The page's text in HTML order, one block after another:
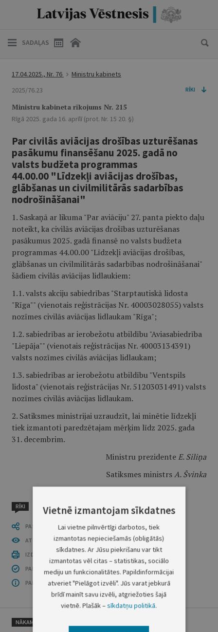
SADAĻAS
17.04.2025., Nr. 76
Ministru kabinets
2025/76.23
RĪKI
Ministru kabineta rīkojums Nr. 215
Rīgā 2025. gada 16. aprīlī (prot. Nr. 15 20. §)
Par civilās aviācijas drošības uzturēšanas
pasākumu finansēšanu 2025. gadā no
valsts budžeta programmas
44.00.00 "Līdzekļi aviācijas drošības,
glābšanas un civilmilitārās sadarbības
nodrošināšanai"
1. Saskaņā ar likuma "Par aviāciju" 27. panta piekto daļu
noteikt, ka civilās aviācijas drošības uzturēšanas
pasākumus 2025. gadā finansē no valsts budžeta
programmas 44.00.00 "Līdzekļi aviācijas drošības,
glābšanas un civilmilitārās sadarbības nodrošināšanai"
šādiem civilās aviācijas lidlaukiem:
1.1. valsts akciju sabiedrības "Starptautiskā lidosta
"Rīga"" (vienotais reģistrācijas Nr. 40003028055) valsts
nozīmes civilās aviācijas lidlaukam "Rīga";
1.2. sabiedrības ar ierobežotu atbildību "Aviasabiedrība
"Liepāja"" (vienotais reģistrācijas Nr. 40003134391)
valsts nozīmes civilās aviācijas lidlaukam;
1.3. sabiedrības ar ierobežotu atbildību "Ventspils
lidosta" (vienotais reģistrācijas Nr. 51203031491) valsts
nozīmes civilās aviācijas lidlaukam.
2. Satiksmes ministrijai uzraudzīt, lai minētie līdzekļi
tiek izmantoti paredzētajam mērķim līdz 2025. gada
31. decembrim.
Ministru prezidenteE. Siliņa
Satiksmes ministrsA. Švinka
RĪKI
PASTĀSTI CITIEM
ATVĒRT PUBLIKĀCIJU (PDF)
IZDRUKĀT PUBLIKĀCIJU
PAR INFORMĀCIJAS DROŠĪBU
PAR ŠO GRUPU
NĀKAMAIS
Vietnē izmantojam sīkdatnes
Lai vietne pilnvērtīgi darbotos, tiek
izmantotas nepieciešamās (obligātās)
sīkdatnes. Ar Jūsu piekrišanu var tikt
izmantotas vēl citas – statistikas, sociālo
mediju un funkcionalitātes. Papildinformācijai
atveriet "Pielāgot izvēli". Jūs varat jebkurā
brīdī mainīt savu izvēli, atgriežoties šajā
vietnē. Plašāk –sīkdatņu politikā.